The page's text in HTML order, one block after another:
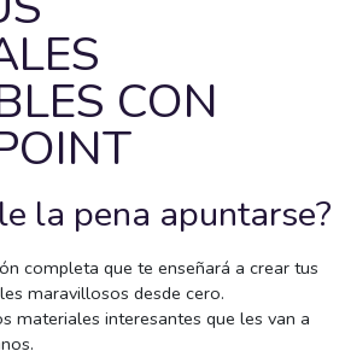
CON
la pena apuntarse?
completa que te enseñará a crear tus
maravillosos desde cero.
materiales interesantes que les van a